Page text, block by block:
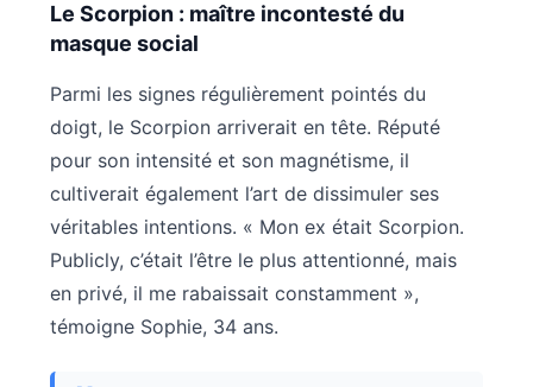
Le Scorpion : maître incontesté du
masque social
Parmi les signes régulièrement pointés du
doigt, le Scorpion arriverait en tête. Réputé
pour son intensité et son magnétisme, il
cultiverait également l’art de dissimuler ses
véritables intentions. « Mon ex était Scorpion.
Publicly, c’était l’être le plus attentionné, mais
en privé, il me rabaissait constamment »,
témoigne Sophie, 34 ans.